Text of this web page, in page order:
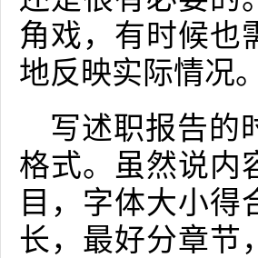
角戏，有时候也
地反映实际情况。
写述职报告的
格式。虽然说内
目，字体大小得
长，最好分章节